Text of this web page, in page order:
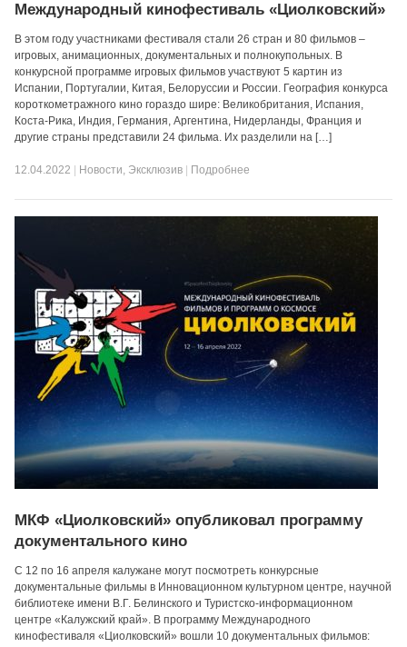
Международный кинофестиваль «Циолковский»
В этом году участниками фестиваля стали 26 стран и 80 фильмов –
игровых, анимационных, документальных и полнокупольных. В
конкурсной программе игровых фильмов участвуют 5 картин из
Испании, Португалии, Китая, Белоруссии и России. География конкурса
короткометражного кино гораздо шире: Великобритания, Испания,
Коста-Рика, Индия, Германия, Аргентина, Нидерланды, Франция и
другие страны представили 24 фильма. Их разделили на […]
12.04.2022 Новости, Эксклюзив Подробнее
МКФ «Циолковский» опубликовал программу
документального кино
С 12 по 16 апреля калужане могут посмотреть конкурсные
документальные фильмы в Инновационном культурном центре, научной
библиотеке имени В.Г. Белинского и Туристско-информационном
центре «Калужский край». В программу Международного
кинофестиваля «Циолковский» вошли 10 документальных фильмов: